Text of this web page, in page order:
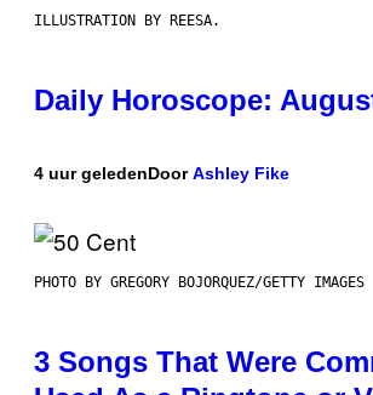
ILLUSTRATION BY REESA.
Daily Horoscope:
4 uur geledenDoorAshley Fike
PHOTO BY GREGORY BOJORQUEZ/GETTY IMAGES
3 Songs That Were